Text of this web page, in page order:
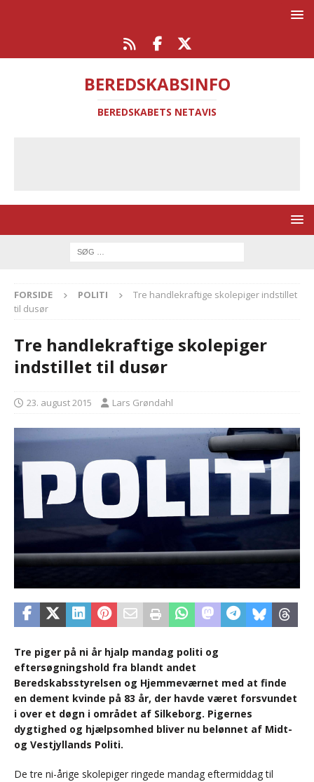
BEREDSKABSINFO
BEREDSKABETS NETAVIS
FORSIDE POLITI
Tre handlekraftige skolepiger indstillet
til dusør
Tre handlekraftige skolepiger
indstillet til dusør
23. august 2015 Lars Grøndahl
Tre piger på ni år hjalp mandag politi og
eftersøgningshold fra blandt andet
Beredskabsstyrelsen og Hjemmeværnet med at finde
en dement kvinde på 83 år, der havde været forsvundet
i over et døgn i området af Silkeborg. Pigernes
dygtighed og hjælpsomhed bliver nu belønnet af Midt-
og Vestjyllands Politi.
De tre ni-årige skolepiger ringede mandag eftermiddag til